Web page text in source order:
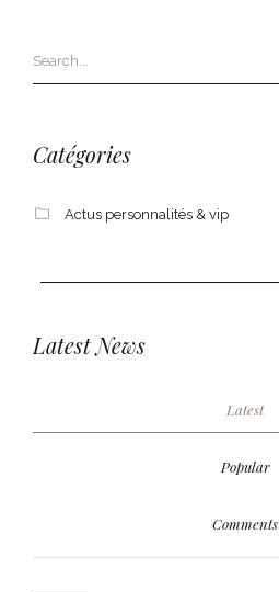
Catégories
Actus personnalités & vip
Latest News
Latest
Popular
Comments